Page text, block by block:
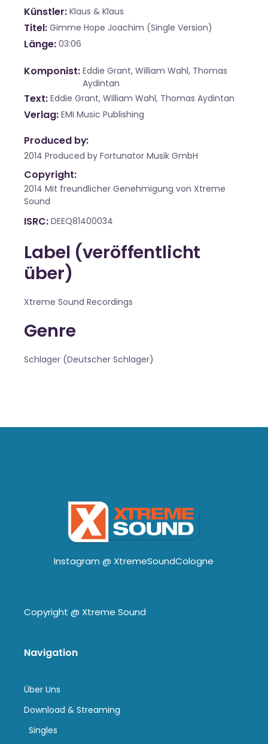
Künstler Klaus & Klaus
Titel Gimme Hope Joachim (Single Version)
Länge 03:06
Komponist Eddie Grant, William Wahl, Thomas
Aydintan
Text Eddie Grant, William Wahl, Thomas Aydintan
Verlag EMI Music Publishing
Produced by:
2014 Produced by Fortunator Musik GmbH
Copyright:
2014 Mit freundlicher Genehmigung von Xtreme
Sound
ISRC DEEQ81400034
Label (veröffentlicht
über)
Xtreme Sound Recordings
Genre
Schlager (Deutscher Schlager)
Instagram @ XtremeSoundCologne
Copyright @ Xtreme Sound
Navigation
Über Uns
Download & Streaming
Singles